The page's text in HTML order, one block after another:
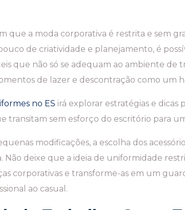
que a moda corporativa é restrita e sem
de criatividade e planejamento, é
que não só se adequam ao ambiente de
de lazer e descontração como um
no ES irá explorar estratégias e dicas
transitam sem esforço do escritório para
modificações, a escolha dos
deixe que a ideia de uniformidade
corporativas e transforme-as em um
ao casual.